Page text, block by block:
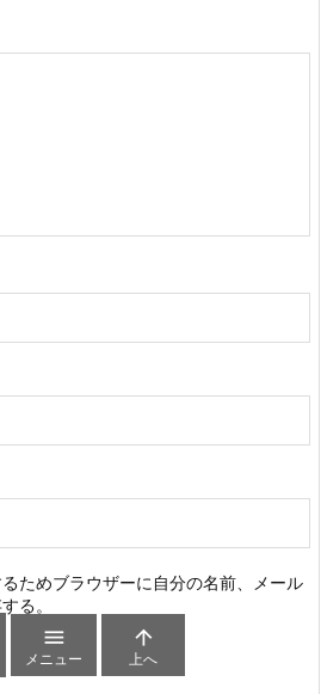
ためブラウザーに自分の名前、メール
る。

メニュー

上へ